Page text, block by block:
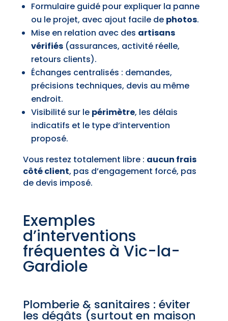
Formulaire guidé pour expliquer la panne
ou le projet, avec ajout facile de photos.
Mise en relation avec des artisans
vérifiés(assurances, activité réelle,
retours clients).
Échanges centralisés : demandes,
précisions techniques, devis au même
endroit.
Visibilité sur le périmètre, les délais
indicatifs et le type d’intervention
proposé.
Vous restez totalement libre : aucun frais
côté client, pas d’engagement forcé, pas
de devis imposé.
Exemples
d’interventions
fréquentes à Vic-la-
Gardiole
Plomberie & sanitaires : éviter
les dégâts (surtout en maison